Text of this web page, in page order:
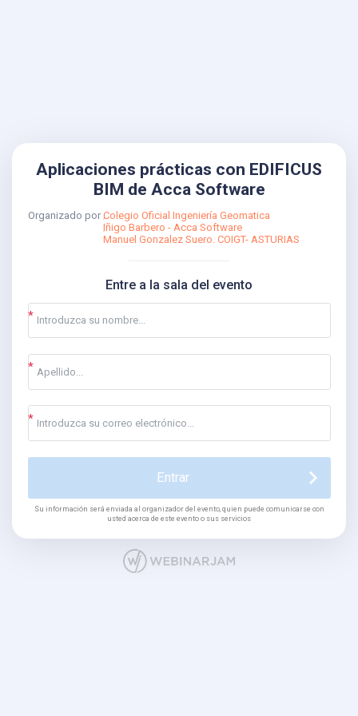
Aplicaciones prácticas con EDIFICUS
BIM de Acca Software
Organizado por Colegio Oficial Ingeniería Geomatica
Iñigo Barbero - Acca Software
Manuel Gonzalez Suero. COIGT- ASTURIAS
Entre a la sala del evento
Entrar
Su información será enviada al organizador del evento, quien puede comunicarse con
usted acerca de este evento o sus servicios